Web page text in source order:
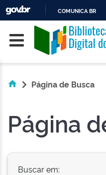
COMUNICA BR
Skip navigation
Página de Busca
Página
Buscar em: